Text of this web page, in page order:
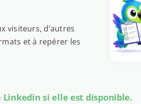
visiteurs, d’autres
et à repérer les
Linkedin si elle est disponible.